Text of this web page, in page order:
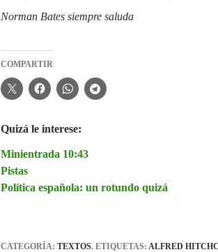
Norman Bates siempre saluda
COMPARTIR
Quizá le interese:
Minientrada 10:43
Pistas
Política española: un rotundo quizá
CATEGORÍA: TEXTOS. ETIQUETAS: ALFRED